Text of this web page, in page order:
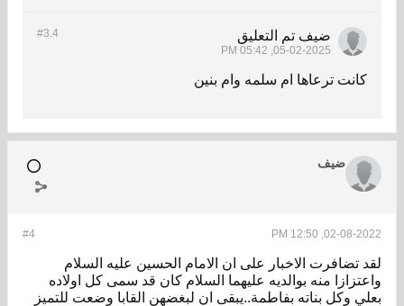
#3.4 ضيف تم التعليق
05-02-2025, 05:42 PM
كانت ترعاها ام سلمه وام بنين
ضيف
#4 02-08-2022, 12:50 PM
لقد تضافرت الاخبار على ان الامام الحسين عليه السلام
واعتزازا منه بوالديه عليهما السلام كان قد سمى كل اولاده
بعلي وكل بناته بفاطمة..يبقى ان لبغضهن القابا وضعت للتميز